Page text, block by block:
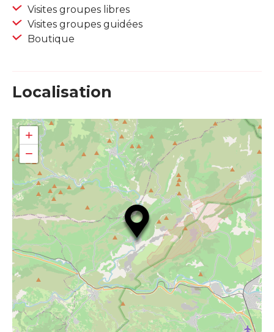
Visites groupes libres
Visites groupes guidées
Boutique
Localisation
+
−